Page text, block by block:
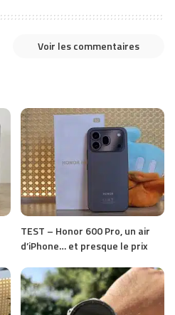
Voir les commentaires
TEST – Honor 600 Pro, un air
d’iPhone… et presque le prix